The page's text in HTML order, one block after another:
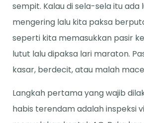
sempit. Kalau di sela-sela itu ada
mengering lalu kita paksa
seperti kita memasukkan pasir
lutut lalu dipaksa lari maraton.
kasar, berdecit, atau malah
Langkah pertama yang wajib
habis terendam adalah inspeksi